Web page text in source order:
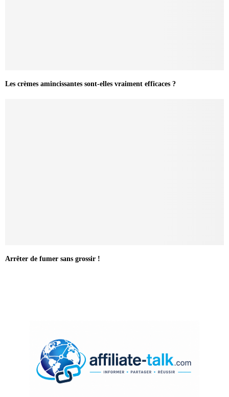
Les crèmes amincissantes sont-elles vraiment efficaces ?
Arrêter de fumer sans grossir !